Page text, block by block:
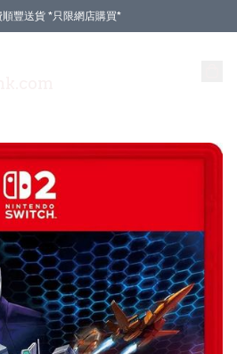
豐送貨 *只限網店購買*